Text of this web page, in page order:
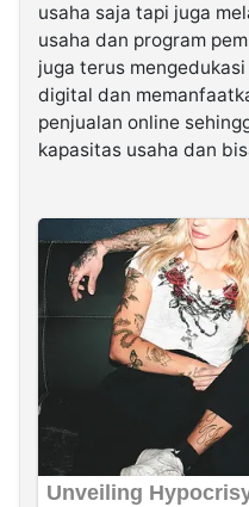
usaha saja tapi juga
usaha dan program
juga terus
digital dan
penjualan online
kapasitas usaha dan